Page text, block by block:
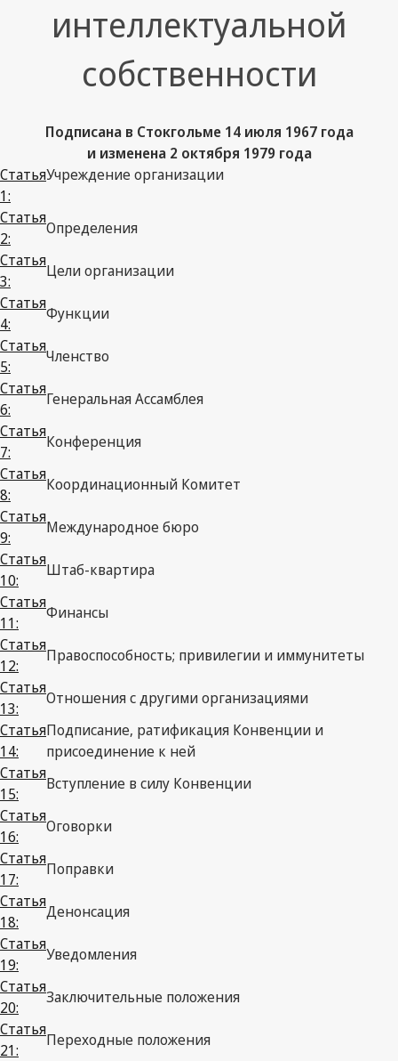
интеллектуальной
собственности
Подписана в Стокгольме 14 июля 1967 года
и изменена 2 октября 1979 года
Статья
1:
Учреждение организации
Статья
2:
Определения
Статья
3:
Цели организации
Статья
4:
Функции
Статья
5:
Членство
Статья
6:
Генеральная Ассамблея
Статья
7:
Конференция
Статья
8:
Координационный Комитет
Статья
9:
Международное бюро
Статья
10:
Штаб-квартира
Статья
11:
Финансы
Статья
12:
Правоспособность; привилегии и иммунитеты
Статья
13:
Отношения с другими организациями
Статья
14:
Подписание, ратификация Конвенции и
присоединение к ней
Статья
15:
Вступление в силу Конвенции
Статья
16:
Оговорки
Статья
17:
Поправки
Статья
18:
Денонсация
Статья
19:
Уведомления
Статья
20:
Заключительные положения
Статья
21:
Переходные положения